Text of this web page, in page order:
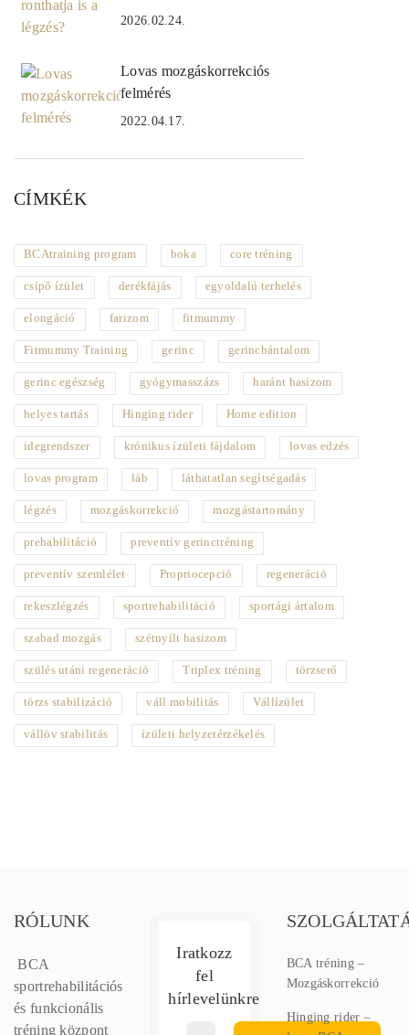
2026.02.24.
Lovas mozgáskorrekciós
felmérés
2022.04.17.
CÍMKÉK
BCAtraining program boka core tréning
csípő ízület derékfájás egyoldalú terhelés
elongáció farizom fitmummy
Fitmummy Training gerinc gerincbántalom
gerinc egészség gyógymasszázs haránt hasizom
helyes tartás Hinging rider Home edition
idegrendszer krónikus ízületi fájdalom lovas edzés
lovas program láb láthatatlan segítségadás
légzés mozgáskorrekció mozgástartomány
prehabilitáció preventív gerinctréning
preventív szemlélet Propriocepció regeneráció
rekeszlégzés sportrehabilitáció sportági ártalom
szabad mozgás szétnyílt hasizom
szülés utáni regeneráció Triplex tréning törzserő
törzs stabilizáció váll mobilitás Vállízület
vállöv stabilitás ízületi helyzetérzékelés
RÓLUNK
BCA
sportrehabilitációs
és funkcionális
tréning központ
Iratkozz
fel
hírlevelünkre
BCA tréning –
Mozgáskorrekció
Hinging rider –